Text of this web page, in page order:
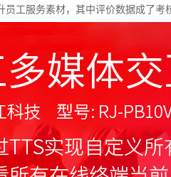
工服务素材，其中评价数据成了考